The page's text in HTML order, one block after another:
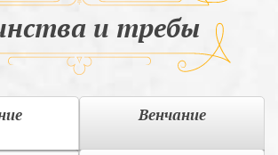
и требы
Венчание